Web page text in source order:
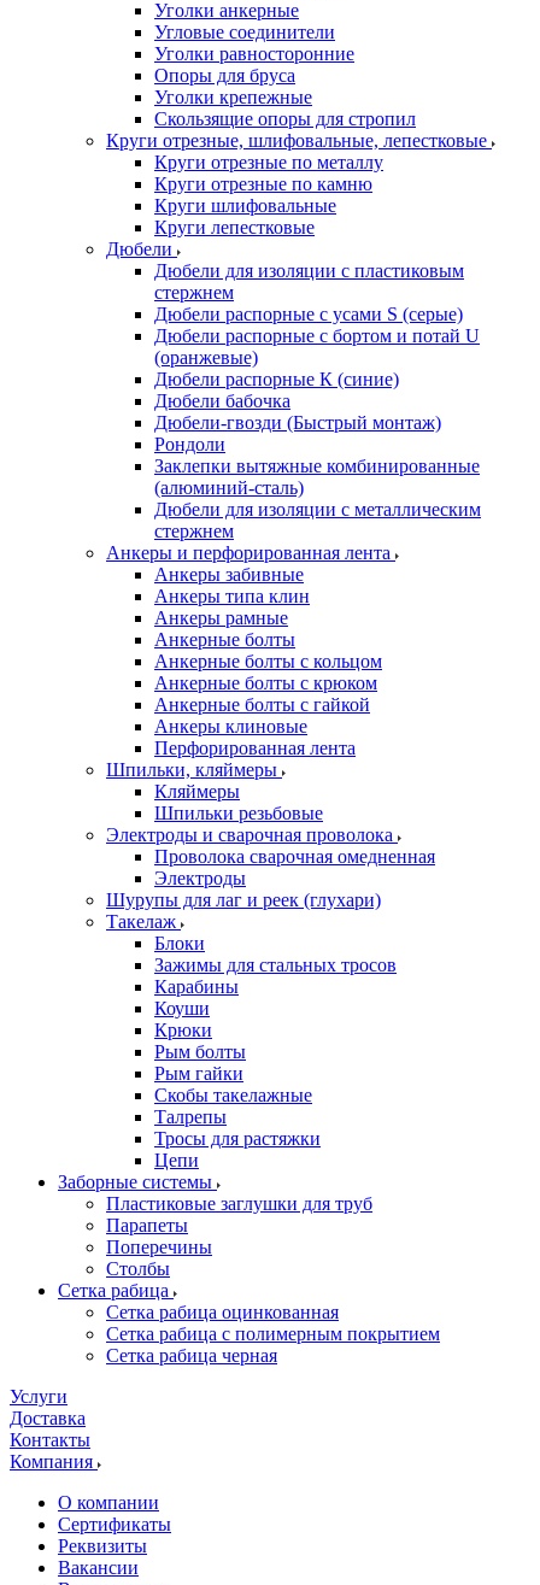
Уголки анкерные
Угловые соединители
Уголки равносторонние
Опоры для бруса
Уголки крепежные
Скользящие опоры для стропил
Круги отрезные, шлифовальные, лепестковые
Круги отрезные по металлу
Круги отрезные по камню
Круги шлифовальные
Круги лепестковые
Дюбели
Дюбели для изоляции с пластиковым
стержнем
Дюбели распорные с усами S (серые)
Дюбели распорные c бортом и потай U
(оранжевые)
Дюбели распорные К (синие)
Дюбели бабочка
Дюбели-гвозди (Быстрый монтаж)
Рондоли
Заклепки вытяжные комбинированные
(алюминий-сталь)
Дюбели для изоляции с металлическим
стержнем
Анкеры и перфорированная лента
Анкеры забивные
Анкеры типа клин
Анкеры рамные
Анкерные болты
Анкерные болты с кольцом
Анкерные болты с крюком
Анкерные болты с гайкой
Анкеры клиновые
Перфорированная лента
Шпильки, кляймеры
Кляймеры
Шпильки резьбовые
Электроды и сварочная проволока
Проволока сварочная омедненная
Электроды
Шурупы для лаг и реек (глухари)
Такелаж
Блоки
Зажимы для стальных тросов
Карабины
Коуши
Крюки
Рым болты
Рым гайки
Скобы такелажные
Талрепы
Тросы для растяжки
Цепи
Заборные системы
Пластиковые заглушки для труб
Парапеты
Поперечины
Столбы
Сетка рабица
Сетка рабица оцинкованная
Сетка рабица с полимерным покрытием
Сетка рабица черная
Услуги
Доставка
Контакты
Компания
О компании
Сертификаты
Реквизиты
Вакансии